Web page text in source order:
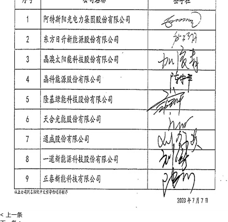
< 上一条